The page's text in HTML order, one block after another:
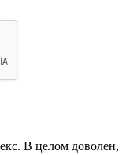
В целом доволен,